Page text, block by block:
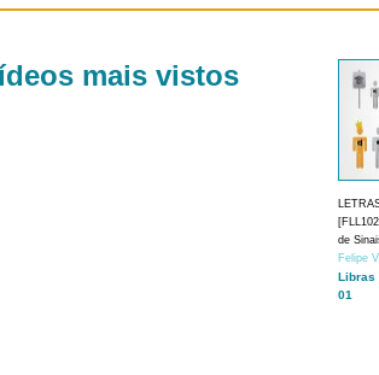
mais vistos
de
Felipe
Libras
01